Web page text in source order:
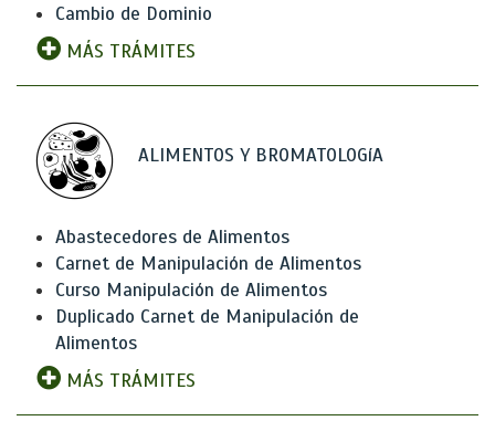
Cambio de Dominio
MÁS TRÁMITES
ALIMENTOS Y BROMATOLOGíA
Abastecedores de Alimentos
Carnet de Manipulación de Alimentos
Curso Manipulación de Alimentos
Duplicado Carnet de Manipulación de
Alimentos
MÁS TRÁMITES